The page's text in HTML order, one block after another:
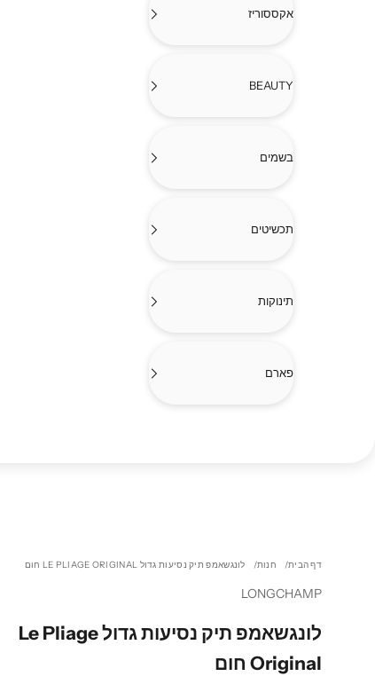
אקססוריז
BEAUTY
בשמים
תכשיטים
תינוקות
פארם
דף הבית חנות לונגשאמפ תיק נסיעות גדול LE PLIAGE ORIGINAL חום
LONGCHAMP
לונגשאמפ תיק נסיעות גדול Le Pliage
Original חום